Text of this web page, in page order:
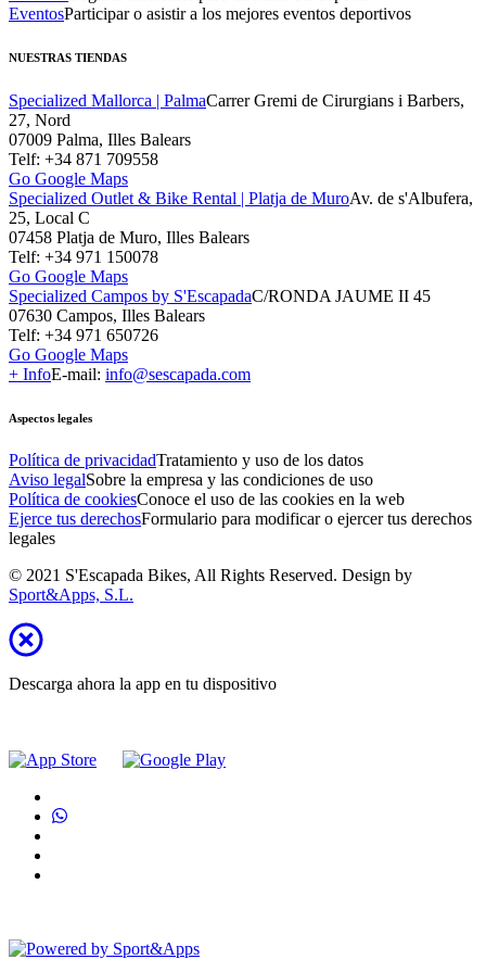
EventosParticipar o asistir a los mejores eventos deportivos
NUESTRAS TIENDAS
Specialized Mallorca | PalmaCarrer Gremi de Cirurgians i Barbers,
27, Nord
07009 Palma, Illes Balears
Telf: +34 871 709558
Go Google Maps
Specialized Outlet & Bike Rental | Platja de MuroAv. de s'Albufera,
25, Local C
07458 Platja de Muro, Illes Balears
Telf: +34 971 150078
Go Google Maps
Specialized Campos by S'EscapadaC/RONDA JAUME II 45
07630 Campos, Illes Balears
Telf: +34 971 650726
Go Google Maps
+ InfoE-mail: info@sescapada.com
Aspectos legales
Política de privacidadTratamiento y uso de los datos
Aviso legalSobre la empresa y las condiciones de uso
Política de cookiesConoce el uso de las cookies en la web
Ejerce tus derechosFormulario para modificar o ejercer tus derechos
legales
© 2021 S'Escapada Bikes, All Rights Reserved. Design by
Sport&Apps, S.L.
Descarga ahora la app en tu dispositivo